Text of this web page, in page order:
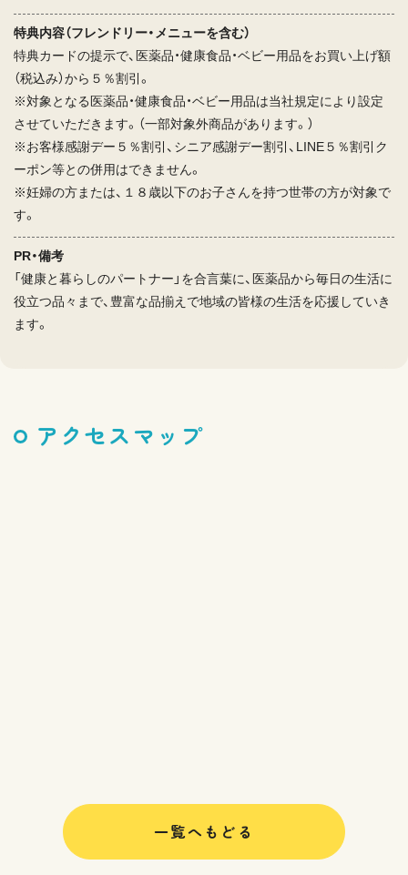
特典内容（フレンドリー・メニューを含む）
特典カードの提示で、医薬品・健康食品・ベビー用品をお買い上げ額
（税込み）から５％割引。
※対象となる医薬品・健康食品・ベビー用品は当社規定により設定
させていただきます。（一部対象外商品があります。）
※お客様感謝デー５％割引、シニア感謝デー割引、LINE５％割引ク
ーポン等との併用はできません。
※妊婦の方または、１８歳以下のお子さんを持つ世帯の方が対象で
す。
PR・備考
「健康と暮らしのパートナー」を合言葉に、医薬品から毎日の生活に
役立つ品々まで、豊富な品揃えで地域の皆様の生活を応援していき
ます。
アクセスマップ
一覧へもどる